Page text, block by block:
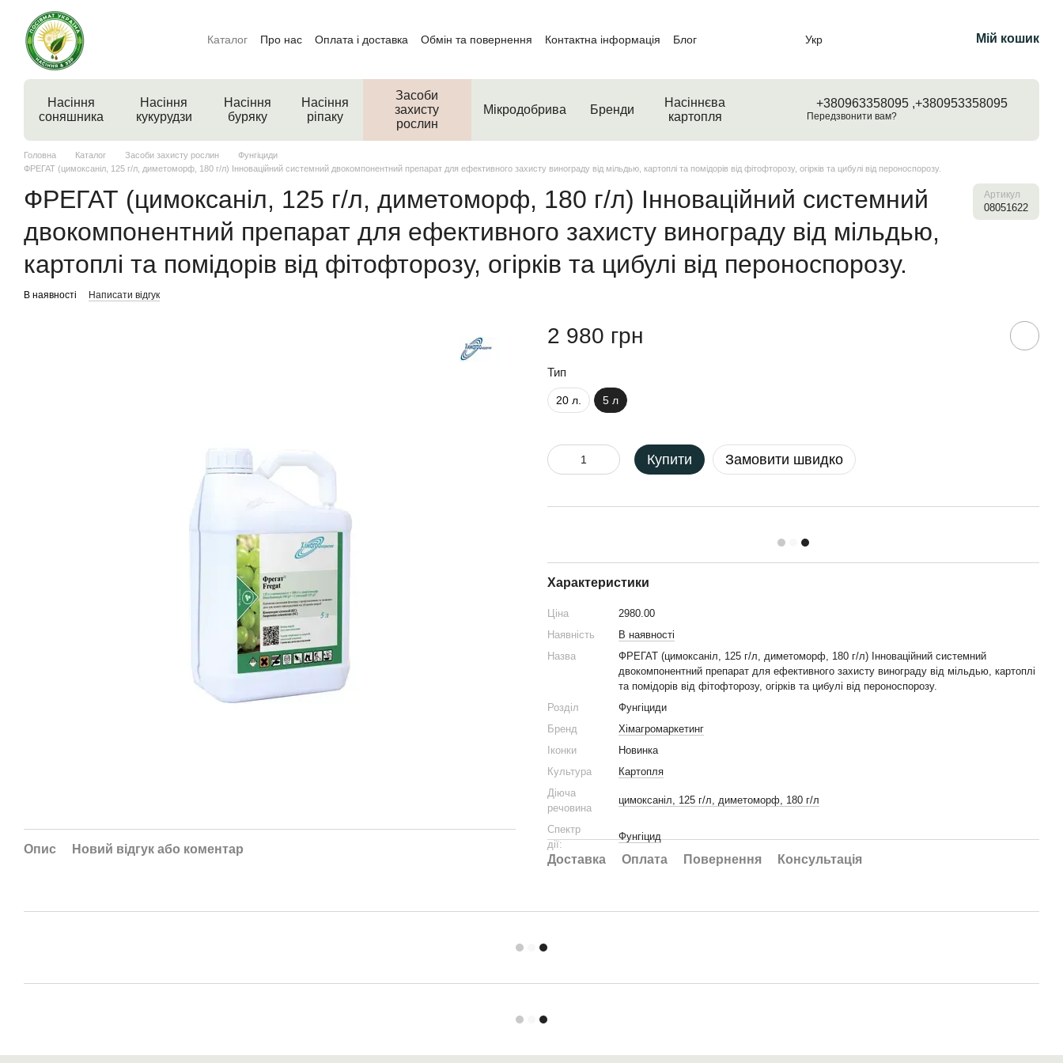
Перейти до основного контенту
Каталог Про нас Оплата і доставка Обмін та повернення Контактна інформація Блог Укр Мій кошик
Насіння
соняшника
Насіння
кукурудзи
Насіння
буряку
Насіння
ріпаку
Засоби
захисту
рослин
Мікродобрива Бренди
Насіннєва
картопля
+380963358095 ,+380953358095
Передзвонити вам?
Головна Каталог Засоби захисту рослин
Фунгіциди
ФРЕГАТ (цимоксаніл, 125 г/л, диметоморф, 180 г/л) Інноваційний системний двокомпонентний препарат для ефективного захисту винограду від мільдью, картоплі та помідорів від фітофторозу, огірків та цибулі від пероноспорозу.
ФРЕГАТ (цимоксаніл, 125 г/л, диметоморф, 180 г/л) Інноваційний системний
двокомпонентний препарат для ефективного захисту винограду від мільдью,
картоплі та помідорів від фітофторозу, огірків та цибулі від пероноспорозу.
Артикул
08051622
В наявності Написати відгук
Опис Новий відгук або коментар
2 980 грн
Тип
20 л. 5 л
Купити Замовити швидко
Характеристики
Ціна
2980.00
Наявність
В наявності
Назва
ФРЕГАТ (цимоксаніл, 125 г/л, диметоморф, 180 г/л) Інноваційний системний
двокомпонентний препарат для ефективного захисту винограду від мільдью, картоплі
та помідорів від фітофторозу, огірків та цибулі від пероноспорозу.
Розділ
Фунгіциди
Бренд
Хімагромаркетинг
Іконки
Новинка
Культура
Картопля
Діюча
речовина
цимоксаніл, 125 г/л, диметоморф, 180 г/л
Спектр
дії:
Фунгіцид
Доставка Оплата Повернення Консультація